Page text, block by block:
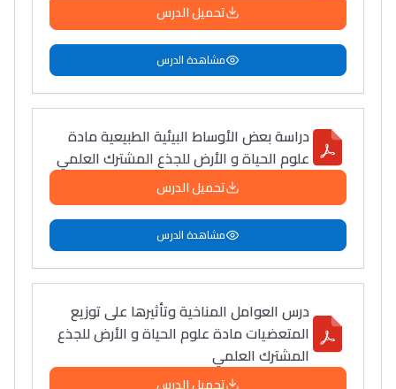
تحميل الدرس
مشاهدة الدرس
دراسة بعض الأوساط البيئية الطبيعية مادة
علوم الحياة و الأرض للجذع المشترك العلمي
تحميل الدرس
مشاهدة الدرس
درس العوامل المناخية وتأثيرها على توزيع
المتعضيات مادة علوم الحياة و الأرض للجذع
المشترك العلمي